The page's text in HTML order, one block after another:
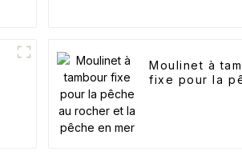
Moulinet à
fixe pour la